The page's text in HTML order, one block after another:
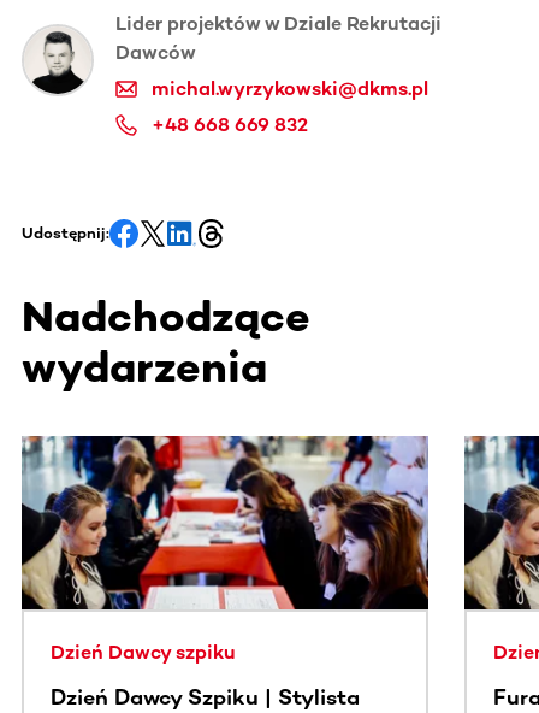
Lider projektów w Dziale Rekrutacji
Dawców
michal.wyrzykowski@dkms.pl
+48 668 669 832
Udostępnij:
Nadchodzące
wydarzenia
Ta sekcja zawiera treści przewijane w poziomie. Użyj
Dzień Dawcy szpiku
Dzień Dawcy Szpiku | Stylista